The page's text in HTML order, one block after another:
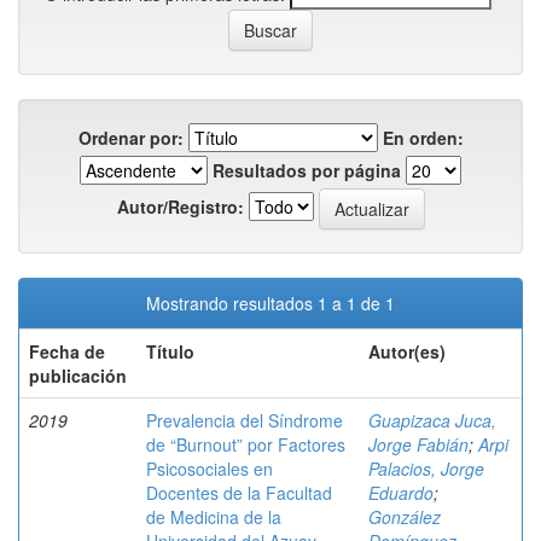
Ordenar por:
En orden:
Resultados por página
Autor/Registro:
Mostrando resultados 1 a 1 de 1
Fecha de
publicación
Título Autor(es)
2019
Prevalencia del Síndrome
de “Burnout” por Factores
Psicosociales en
Docentes de la Facultad
de Medicina de la
Guapizaca Juca,
Jorge Fabián;Arpi
Palacios, Jorge
Eduardo;
González